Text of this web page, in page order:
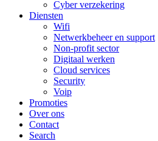
Cyber verzekering
Diensten
Wifi
Netwerkbeheer en support
Non-profit sector
Digitaal werken
Cloud services
Security
Voip
Promoties
Over ons
Contact
Search